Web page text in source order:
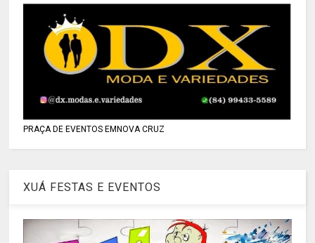
PRAÇA DE EVENTOS EMNOVA CRUZ
XUÁ FESTAS E EVENTOS